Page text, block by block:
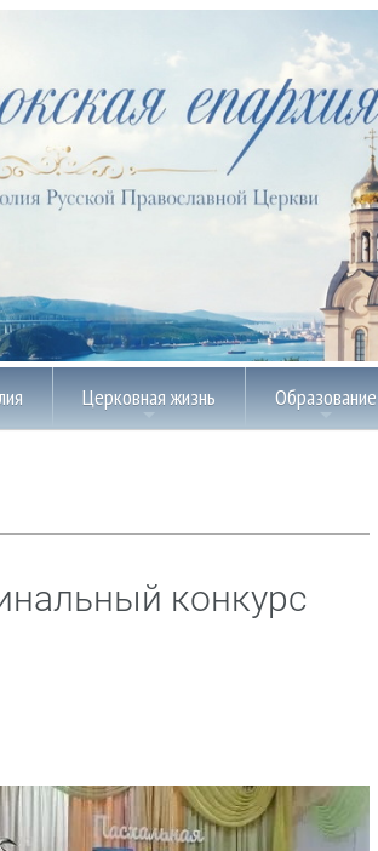
Церковная жизнь Образование
конкурс